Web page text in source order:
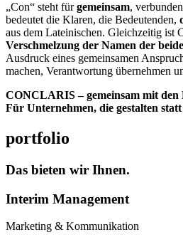
„Con“ steht fürgemeinsam,
bedeutet die Klaren, die Bedeutenden,
aus dem Lateinischen. Gleichzeitig
Verschmelzung der Namen der
Ausdruck eines gemeinsamen
machen, Verantwortung übernehmen
CONCLARIS – gemeinsam mit den
Für Unternehmen, die gestalten
portfolio
Das bieten wir Ihnen.
Interim Management
Marketing & Kommunikation